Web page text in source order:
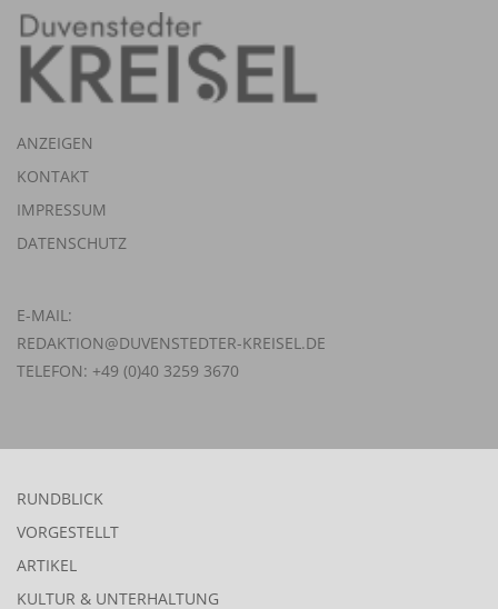
ANZEIGEN
KONTAKT
IMPRESSUM
DATENSCHUTZ
E-MAIL:
REDAKTION@DUVENSTEDTER-KREISEL.DE
TELEFON: +49 (0)40 3259 3670
RUNDBLICK
VORGESTELLT
ARTIKEL
KULTUR & UNTERHALTUNG